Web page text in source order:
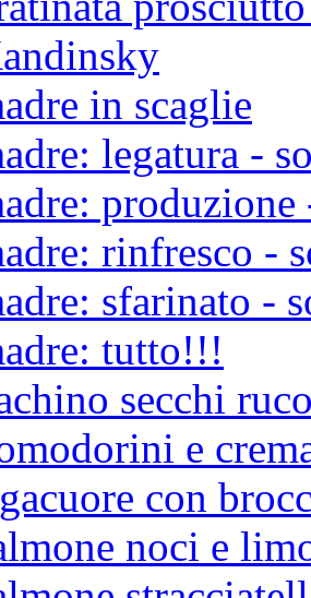
in scaglie
legatura -
rinfresco -
sfarinato -
tutto!!!
secchi
e
con
noci e